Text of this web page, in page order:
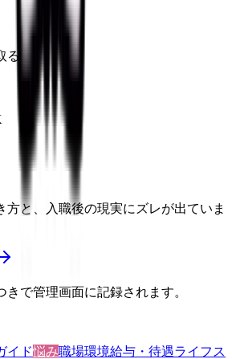
る
方と、入職後の現実にズレが出ていま
で管理画面に記録されます。
イド悩み職場環境給与・待遇ライフス